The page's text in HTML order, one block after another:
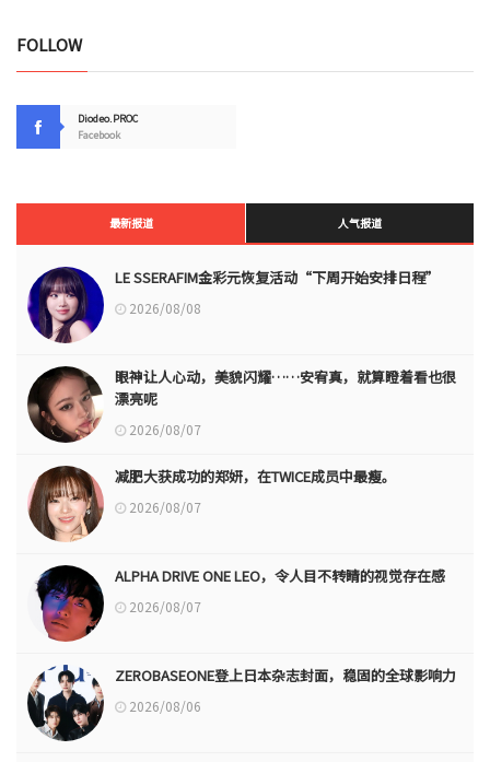
FOLLOW
Diodeo.PROC
Facebook
最新报道 人气报道
LE SSERAFIM金彩元恢复活动“下周开始安排日程”
2026/08/08
眼神让人心动，美貌闪耀……安宥真，就算瞪着看也很
漂亮呢
2026/08/07
减肥大获成功的郑妍，在TWICE成员中最瘦。
2026/08/07
ALPHA DRIVE ONE LEO，令人目不转睛的视觉存在感
2026/08/07
ZEROBASEONE登上日本杂志封面，稳固的全球影响力
2026/08/06